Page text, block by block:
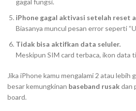
gagal fungsi.
iPhone gagal aktivasi setelah reset
Biasanya muncul pesan error seperti
Tidak bisa aktifkan data seluler.
Meskipun SIM card terbaca, ikon data
Jika iPhone kamu mengalami 2 atau lebih
besar kemungkinan baseband rusakdan
board.